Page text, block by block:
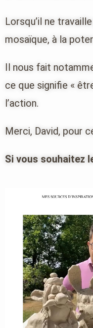
Lorsqu’il ne
mosaïque, à la
Il nous fait
ce que signifie «
l’action.
Merci, David, pour
Si vous souhaitez